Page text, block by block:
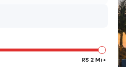
R$ 2 Mi+